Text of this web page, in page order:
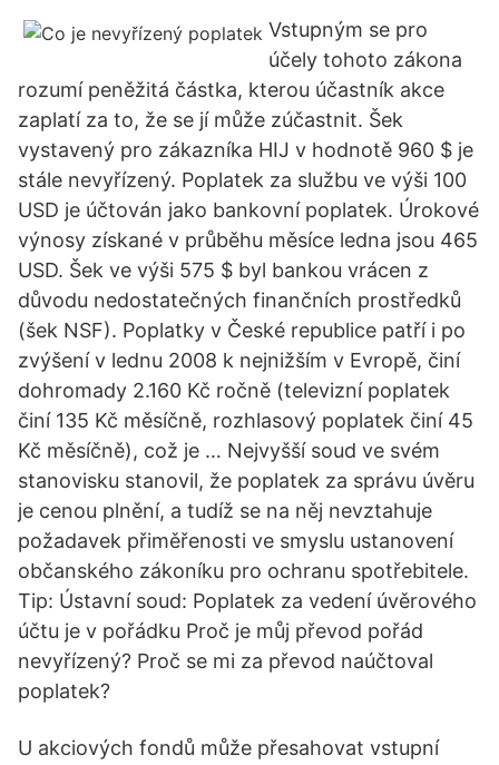
Vstupným se pro
účely tohoto zákona
rozumí peněžitá částka, kterou účastník akce
zaplatí za to, že se jí může zúčastnit. Šek
vystavený pro zákazníka HIJ v hodnotě 960 $ je
stále nevyřízený. Poplatek za službu ve výši 100
USD je účtován jako bankovní poplatek. Úrokové
výnosy získané v průběhu měsíce ledna jsou 465
USD. Šek ve výši 575 $ byl bankou vrácen z
důvodu nedostatečných finančních prostředků
(šek NSF). Poplatky v České republice patří i po
zvýšení v lednu 2008 k nejnižším v Evropě, činí
dohromady 2.160 Kč ročně (televizní poplatek
činí 135 Kč měsíčně, rozhlasový poplatek činí 45
Kč měsíčně), což je … Nejvyšší soud ve svém
stanovisku stanovil, že poplatek za správu úvěru
je cenou plnění, a tudíž se na něj nevztahuje
požadavek přiměřenosti ve smyslu ustanovení
občanského zákoníku pro ochranu spotřebitele.
Tip: Ústavní soud: Poplatek za vedení úvěrového
účtu je v pořádku Proč je můj převod pořád
nevyřízený? Proč se mi za převod naúčtoval
poplatek?
U akciových fondů může přesahovat vstupní